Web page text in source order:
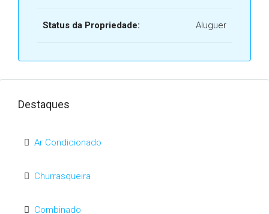
Status da Propriedade: Aluguer
Destaques
Ar Condicionado
Churrasqueira
Combinado